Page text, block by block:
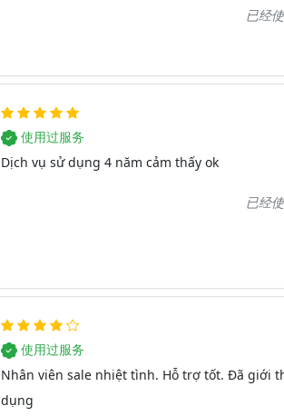
已经
使用过服务
Dịch vụ sử dụng 4 năm cảm thấy ok
已经
使用过服务
Nhân viên sale nhiệt tình. Hỗ trợ tốt. Đã giới
dụng